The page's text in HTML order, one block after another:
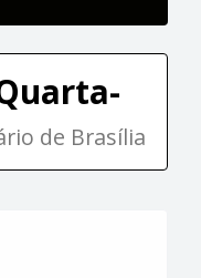
de Brasília